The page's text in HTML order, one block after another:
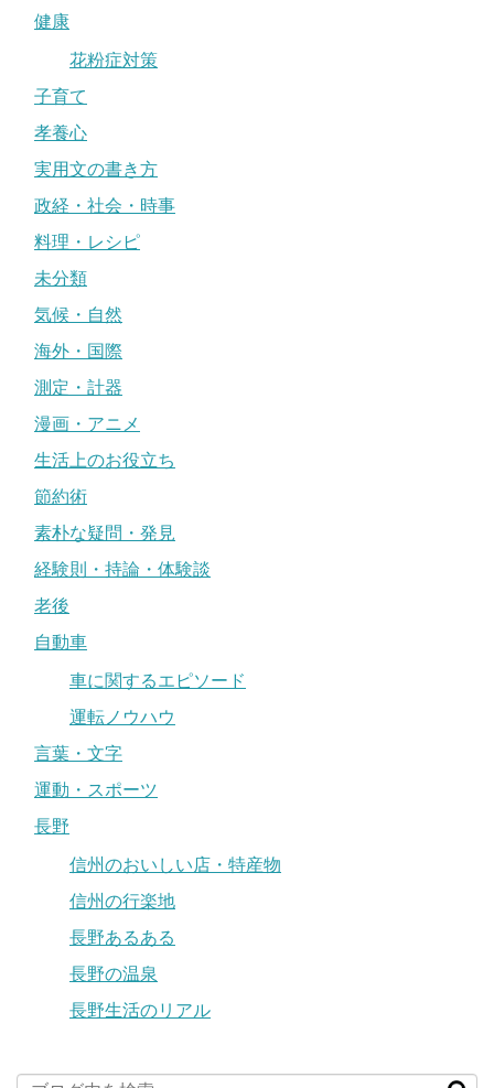
健康
花粉症対策
子育て
孝養心
実用文の書き方
政経・社会・時事
料理・レシピ
未分類
気候・自然
海外・国際
測定・計器
漫画・アニメ
生活上のお役立ち
節約術
素朴な疑問・発見
経験則・持論・体験談
老後
自動車
車に関するエピソード
運転ノウハウ
言葉・文字
運動・スポーツ
長野
信州のおいしい店・特産物
信州の行楽地
長野あるある
長野の温泉
長野生活のリアル